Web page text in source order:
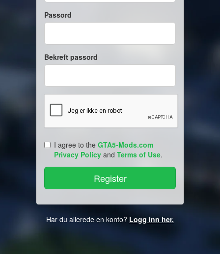
Passord
Bekreft passord
I agree to the GTA5-Mods.com
Privacy Policy and Terms of Use.
Har du allerede en konto? Logg inn her.